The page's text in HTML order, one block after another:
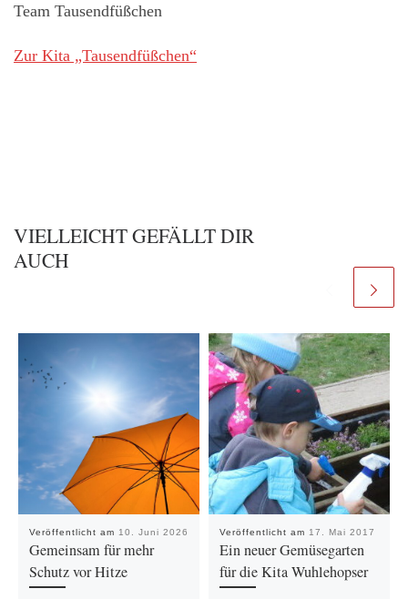
Team Tausendfüßchen
Zur Kita „Tausendfüßchen“
VIELLEICHT GEFÄLLT DIR
AUCH
Veröffentlicht am 10. Juni 2026
Gemeinsam für mehr
Schutz vor Hitze
Veröffentlicht am 17. Mai 2017
Ein neuer Gemüsegarten
für die Kita Wuhlehopser